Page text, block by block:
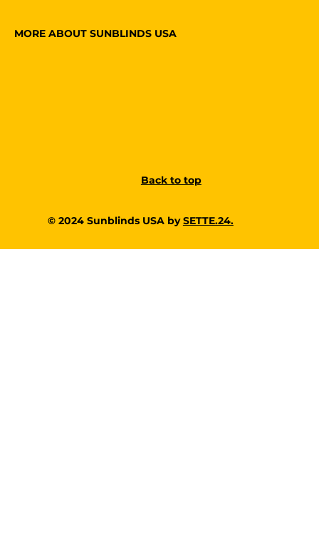
MORE ABOUT SUNBLINDS USA
© 2024 Sunblinds USA bySETTE.24.
Back to top